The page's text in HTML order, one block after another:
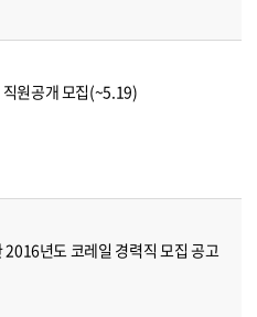
원공개 모집(~5.19)
2016년도 코레일 경력직 모집 공고